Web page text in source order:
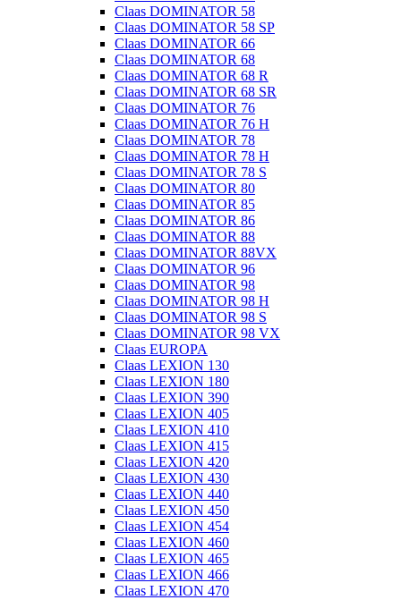
Claas DOMINATOR 58
Claas DOMINATOR 58 SP
Claas DOMINATOR 66
Claas DOMINATOR 68
Claas DOMINATOR 68 R
Claas DOMINATOR 68 SR
Claas DOMINATOR 76
Claas DOMINATOR 76 H
Claas DOMINATOR 78
Claas DOMINATOR 78 H
Claas DOMINATOR 78 S
Claas DOMINATOR 80
Claas DOMINATOR 85
Claas DOMINATOR 86
Claas DOMINATOR 88
Claas DOMINATOR 88VX
Claas DOMINATOR 96
Claas DOMINATOR 98
Claas DOMINATOR 98 H
Claas DOMINATOR 98 S
Claas DOMINATOR 98 VX
Claas EUROPA
Claas LEXION 130
Claas LEXION 180
Claas LEXION 390
Claas LEXION 405
Claas LEXION 410
Claas LEXION 415
Claas LEXION 420
Claas LEXION 430
Claas LEXION 440
Claas LEXION 450
Claas LEXION 454
Claas LEXION 460
Claas LEXION 465
Claas LEXION 466
Claas LEXION 470